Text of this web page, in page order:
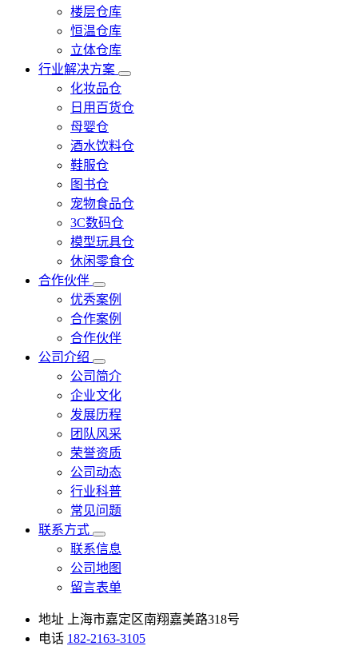
楼层仓库
恒温仓库
立体仓库
行业解决方案
化妆品仓
日用百货仓
母婴仓
酒水饮料仓
鞋服仓
图书仓
宠物食品仓
3C数码仓
模型玩具仓
休闲零食仓
合作伙伴
优秀案例
合作案例
合作伙伴
公司介绍
公司简介
企业文化
发展历程
团队风采
荣誉资质
公司动态
行业科普
常见问题
联系方式
联系信息
公司地图
留言表单
地址 上海市嘉定区南翔嘉美路318号
电话 182-2163-3105